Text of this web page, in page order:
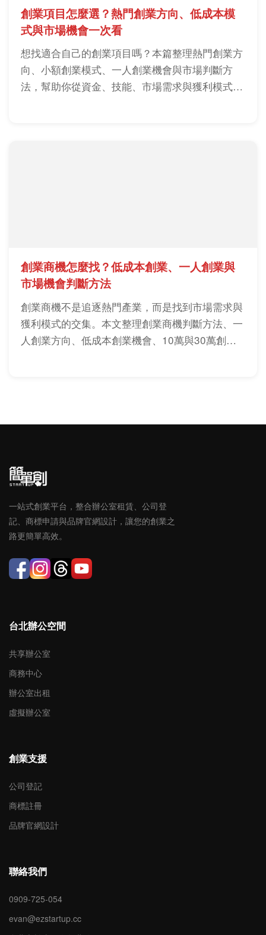
創業項目怎麼選？熱門創業方向、低成本模
式與市場機會一次看
想找適合自己的創業項目嗎？本篇整理熱門創業方
向、小額創業模式、一人創業機會與市場判斷方
法，幫助你從資金、技能、市場需求與獲利模式四
創業商機怎麼找？低成本創業、一人創業與
市場機會判斷方法
創業商機不是追逐熱門產業，而是找到市場需求與
獲利模式的交集。本文整理創業商機判斷方法、一
人創業方向、低成本創業機會、10萬與30萬創業
一站式創業平台，整合辦公室租賃、公司登
記、商標申請與品牌官網設計，讓您的創業之
路更簡單高效。
台北辦公空間
共享辦公室
商務中心
辦公室出租
虛擬辦公室
創業支援
公司登記
商標註冊
品牌官網設計
聯絡我們
0909-725-054
evan@ezstartup.cc